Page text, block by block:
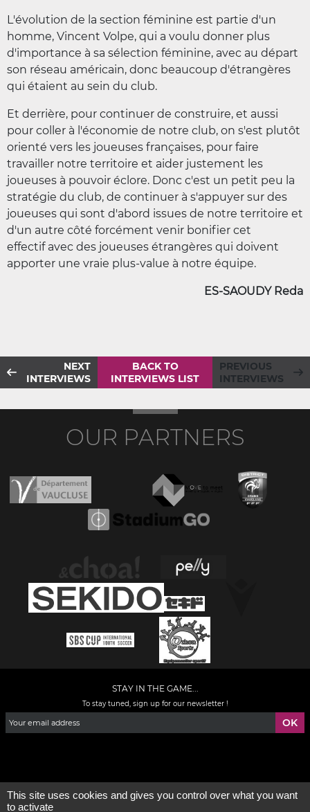
L'évolution de la section féminine est partie d'un
homme, Vincent Volpe, qui a voulu donner plus
d'importance à sa sélection féminine, avec au départ
son réseau américain, donc beaucoup d'étrangères
qui étaient au sein du club.
Et derrière, pour continuer de construire, et aussi
pour coller à l'économie de notre club, on s'est plutôt
orienté vers les joueuses françaises, pour faire
travailler notre territoire et aider justement les
joueuses à pouvoir éclore. Donc c'est un petit peu la
stratégie du club, de continuer à s'appuyer sur des
joueuses qui sont d'abord issues de notre territoire et
d'un autre côté forcément venir bonifier cet
effectif avec des joueuses étrangères qui doivent
apporter une vraie plus-value à notre équipe.
ES-SAOUDY Reda
NEXT
INTERVIEWS
BACK TO
INTERVIEWS LIST
PREVIOUS
INTERVIEWS
OUR PARTNERS
STAY IN THE GAME...
To stay tuned, sign up for our newsletter !
TikTokLinkedIn
X
This site uses cookies and gives you control over what you want
to activate